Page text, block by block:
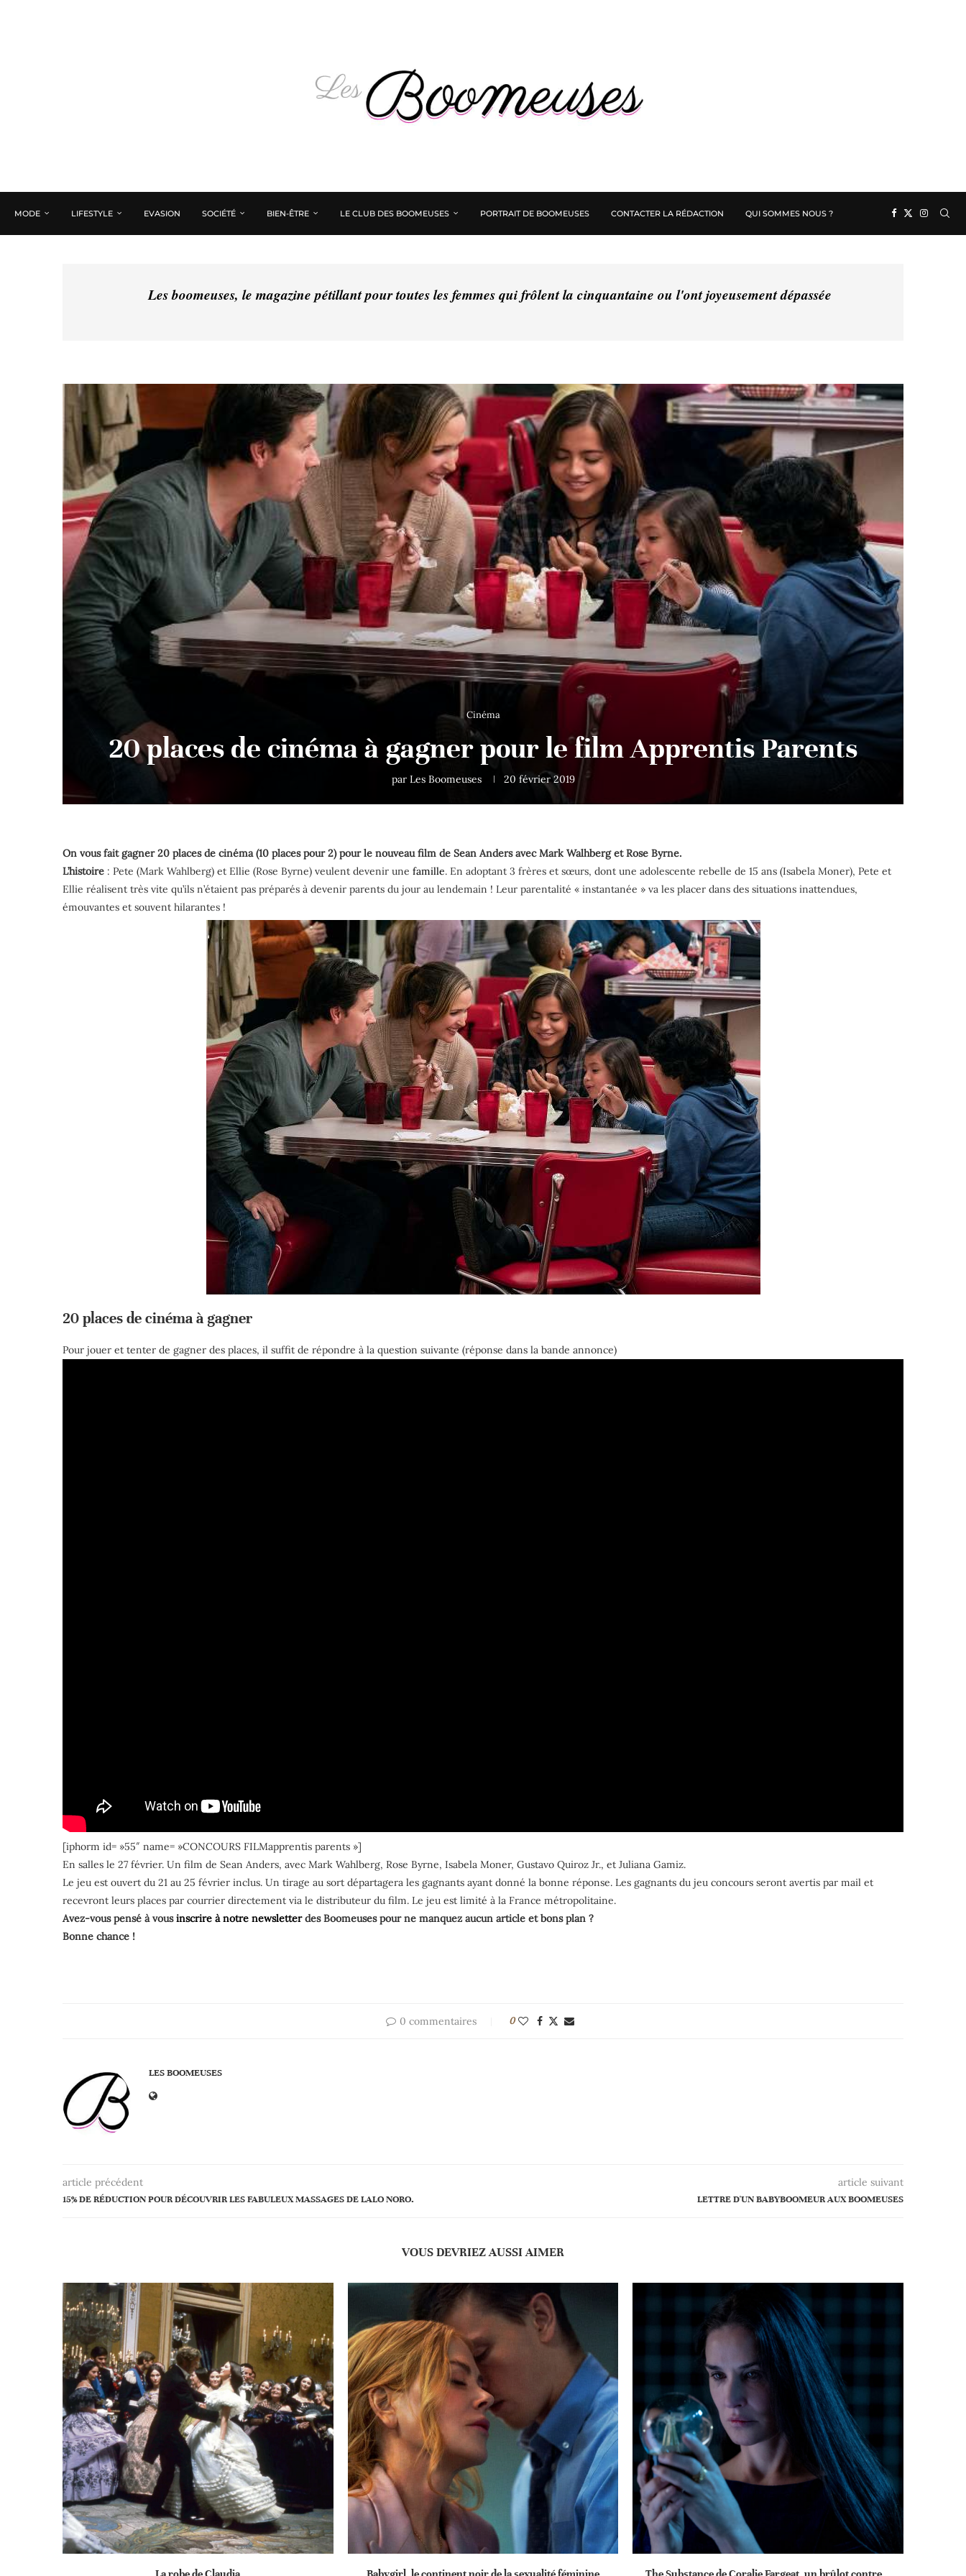
MODE LIFESTYLE EVASION SOCIÉTÉ BIEN-ÊTRE LE CLUB DES BOOMEUSES PORTRAIT DE BOOMEUSES CONTACTER LA RÉDACTION QUI SOMMES NOUS ?
Les boomeuses, le magazine pétillant pour toutes les femmes qui frôlent la cinquantaine ou l'ont joyeusement dépassée
Cinéma
20 places de cinéma à gagner pour le film Apprentis Parents
par Les Boomeuses 20 février 2019
On vous fait gagner 20 places de cinéma (10 places pour 2) pour le nouveau film de Sean Anders avec Mark Walhberg et Rose Byrne.
L’histoire : Pete (Mark Wahlberg) et Ellie (Rose Byrne) veulent devenir une famille. En adoptant 3 frères et sœurs, dont une adolescente rebelle de 15 ans (Isabela Moner), Pete et
Ellie réalisent très vite qu’ils n’étaient pas préparés à devenir parents du jour au lendemain ! Leur parentalité « instantanée » va les placer dans des situations inattendues,
émouvantes et souvent hilarantes !
20 places de cinéma à gagner
Pour jouer et tenter de gagner des places, il suffit de répondre à la question suivante (réponse dans la bande annonce)
[iphorm id= »55″ name= »CONCOURS FILMapprentis parents »]
En salles le 27 février. Un film de Sean Anders, avec Mark Wahlberg, Rose Byrne, Isabela Moner, Gustavo Quiroz Jr., et Juliana Gamiz.
Le jeu est ouvert du 21 au 25 février inclus. Un tirage au sort départagera les gagnants ayant donné la bonne réponse. Les gagnants du jeu concours seront avertis par mail et
recevront leurs places par courrier directement via le distributeur du film. Le jeu est limité à la France métropolitaine.
Avez-vous pensé à vousinscrire à notre newsletterdes Boomeuses pour ne manquez aucun article et bons plan ?
Bonne chance !
0 commentaires 0
LES BOOMEUSES
article précédent
15% DE RÉDUCTION POUR DÉCOUVRIR LES FABULEUX MASSAGES DE LALO NORO.
article suivant
LETTRE D'UN BABYBOOMEUR AUX BOOMEUSES
VOUS DEVRIEZ AUSSI AIMER